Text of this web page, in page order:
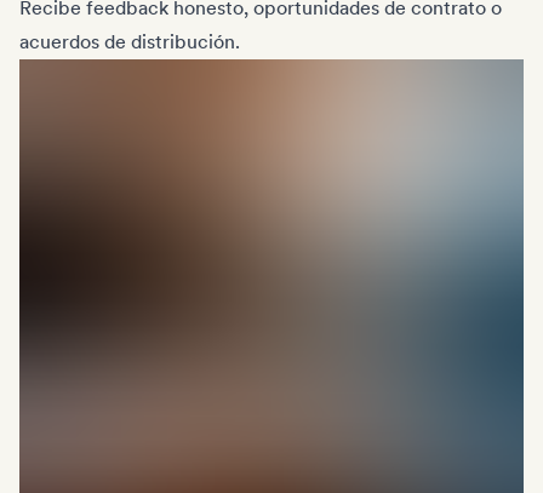
Recibe feedback honesto, oportunidades de contrato o
acuerdos de distribución.